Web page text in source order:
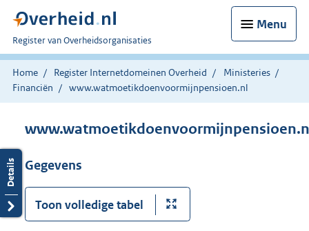
Menu
U
bent
nu
hier:
Register van Overheidsorganisaties
Home Register Internetdomeinen Overheid
Ministeries
Financiën
www.watmoetikdoenvoormijnpensioen.nl
Gegevens
Toon volledige tabel